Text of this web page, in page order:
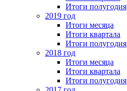
Итоги полугодия
2019 год
Итоги месяца
Итоги квартала
Итоги полугодия
2018 год
Итоги месяца
Итоги квартала
Итоги полугодия